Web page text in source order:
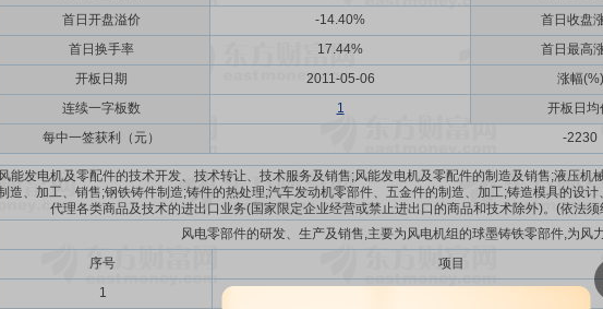
首日开盘溢价
-14.40% 首日收盘
首日换手率
17.44% 首日最高
开板日期
2011-05-06 涨幅(%)
连续一字板数
1 开板日均
每中一签获利（元）
-2230
风能发电机及零配件的技术开发、技术转让、技术服务及销售;风能发电机及零配件的制造及销售;液压
造、加工、销售;钢铁铸件制造;铸件的热处理;汽车发动机零部件、五金件的制造、加工;铸造模具的设
代理各类商品及技术的进出口业务(国家限定企业经营或禁止进出口的商品和技术除外)。(依法
风电零部件的研发、生产及销售,主要为风电机组的球墨铸铁零部件,为风
序号 项目
1